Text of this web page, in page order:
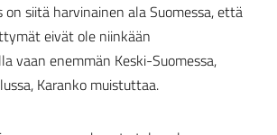
on siitä harvinainen ala Suomessa, että
eivät ole niinkään
vaan enemmän Keski-Suomessa,
Karanko muistuttaa.